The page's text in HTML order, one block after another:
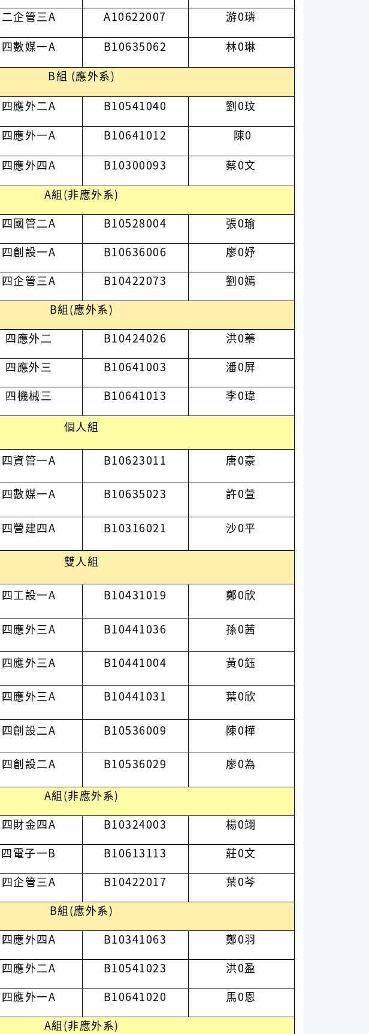
二企管三A A10622007
游0璘
四數媒一A B10635062
林0琳
B組 (應外系)
四應外二A B10541040
劉0玟
四應外一A B10641012
陳0
四應外四A B10300093 蔡0文
A組(非應外系)
四國管二A B10528004
張0瑜
四創設一A B10636006
廖0妤
四企管三A B10422073
劉0嫣
B組(應外系)
四應外二 B10424026
洪0蓁
四應外三 B10641003
潘0屏
四機械三 B10641013 李0瑋
個人組
四資管一A B10623011 唐0豪
四數媒一A B10635023 許0萱
四營建四A B10316021 沙0平
雙人組
四工設一A B10431019 鄭0欣
四應外三A B10441036 孫0茜
四應外三A B10441004 黃0鈺
四應外三A B10441031 葉0欣
四創設二A B10536009 陳0樺
四創設二A B10536029 廖0為
A組(非應外系)
四財金四A B10324003
楊0翊
四電子一B B10613113
莊0文
四企管三A B10422017
葉0芩
B組(應外系)
四應外四A B10341063
鄭0羽
四應外二A B10541023
洪0盈
四應外一A B10641020 馬0恩
A組(非應外系)